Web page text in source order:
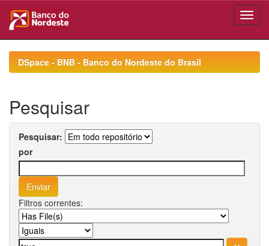
navigationDSpace - BNB - Banco do Nordeste do Brasil
Pesquisar
Pesquisar:
por
Filtros correntes: